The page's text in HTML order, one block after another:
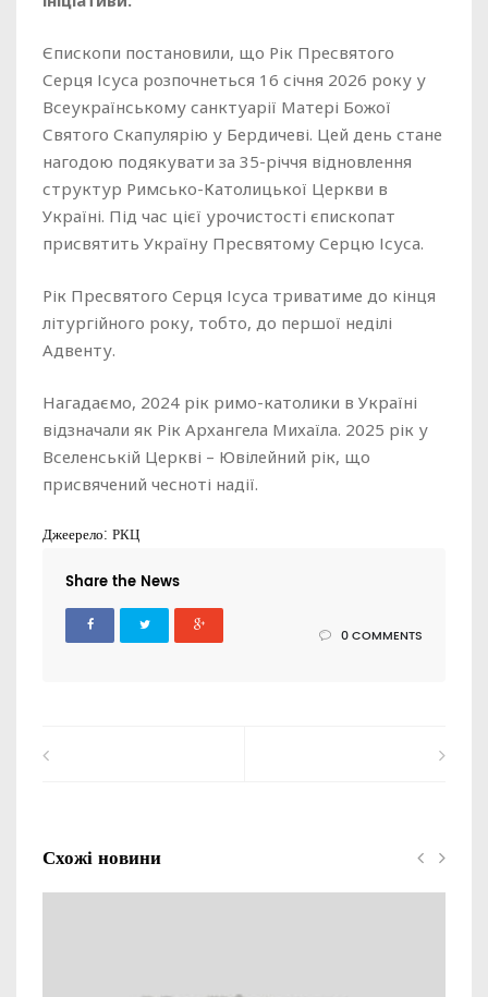
Єпископи постановили, що Рік Пресвятого
Серця Ісуса розпочнеться 16 січня 2026 року у
Всеукраїнському санктуарії Матері Божої
Святого Скапулярію у Бердичеві. Цей день стане
нагодою подякувати за 35-річчя відновлення
структур Римсько-Католицької Церкви в
Україні. Під час цієї урочистості єпископат
присвятить Україну Пресвятому Серцю Ісуса.
Рік Пресвятого Серця Ісуса триватиме до кінця
літургійного року, тобто, до першої неділі
Адвенту.
Нагадаємо, 2024 рік римо-католики в Україні
відзначали як Рік Архангела Михаїла. 2025 рік у
Вселенській Церкві – Ювілейний рік, що
присвячений чесноті надії.
Джеерело: РКЦ
Share the News
0 COMMENTS
Схожі новини